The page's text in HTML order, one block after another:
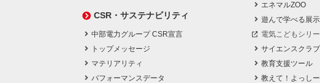
CSR・サステナビリティ
中部電力グループ CSR宣言
トップメッセージ
マテリアリティ
パフォーマンスデータ
エネマルZOO
遊んで学べる展
電気こどもシリ
サイエンスクラ
教育支援ツール
教えて！よっし